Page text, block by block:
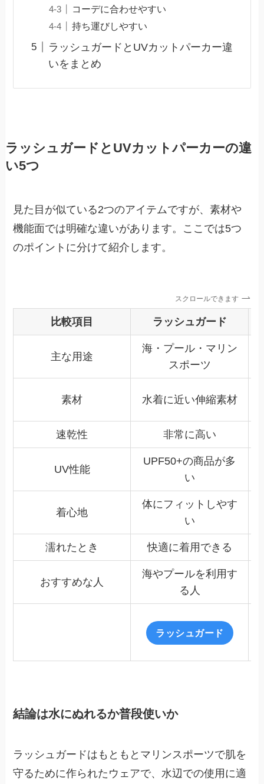
コーデに合わせやすい
持ち運びしやすい
ラッシュガードとUVカットパーカー違
いをまとめ
ラッシュガードとUVカットパーカーの違
い5つ
見た目が似ている2つのアイテムですが、素材や
機能面では明確な違いがあります。ここでは5つ
のポイントに分けて紹介します。
スクロールできます
比較項目 ラッシュガード
主な用途
海・プール・マリン
スポーツ
素材 水着に近い伸縮素材
速乾性 非常に高い
UV性能
UPF50+の商品が多
い
着心地
体にフィットしやす
い
濡れたとき 快適に着用できる
おすすめな人
海やプールを利用す
る人
ラッシュガード
結論は水にぬれるか普段使いか
ラッシュガードはもともとマリンスポーツで肌を
守るために作られたウェアで、水辺での使用に適